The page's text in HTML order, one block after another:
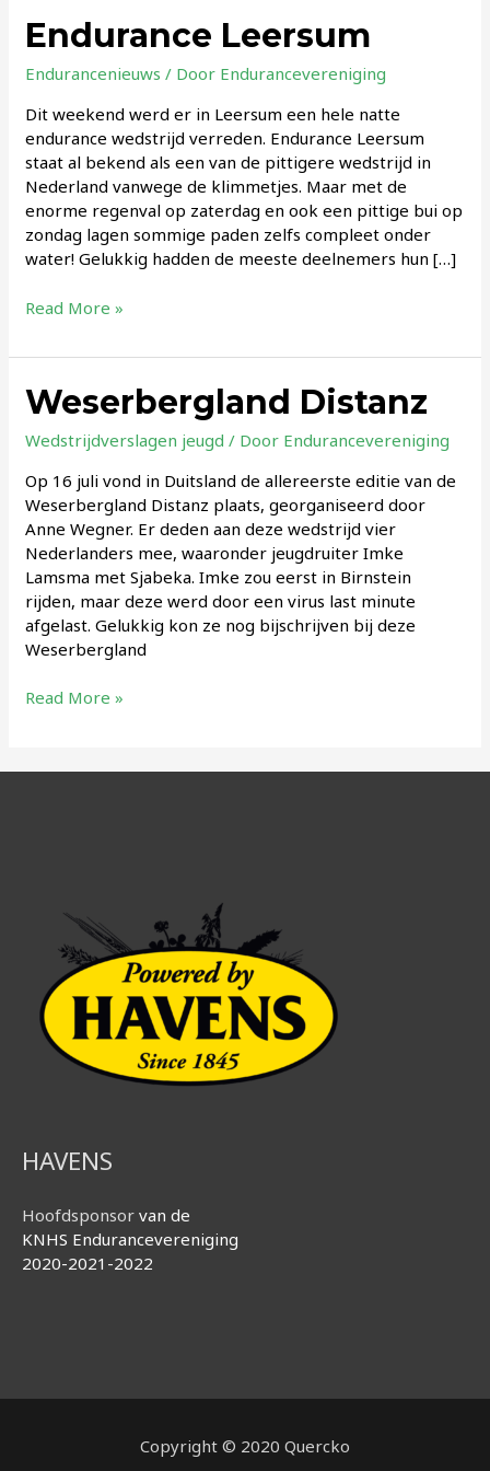
Endurance Leersum
Endurancenieuws / Door Endurancevereniging
Dit weekend werd er in Leersum een hele natte
endurance wedstrijd verreden. Endurance Leersum
staat al bekend als een van de pittigere wedstrijd in
Nederland vanwege de klimmetjes. Maar met de
enorme regenval op zaterdag en ook een pittige bui op
zondag lagen sommige paden zelfs compleet onder
water! Gelukkig hadden de meeste deelnemers hun […]
Endurance
Read More »
Weserbergland Distanz
Wedstrijdverslagen jeugd / Door Endurancevereniging
Op 16 juli vond in Duitsland de allereerste editie van de
Weserbergland Distanz plaats, georganiseerd door
Anne Wegner. Er deden aan deze wedstrijd vier
Nederlanders mee, waaronder jeugdruiter Imke
Lamsma met Sjabeka. Imke zou eerst in Birnstein
rijden, maar deze werd door een virus last minute
afgelast. Gelukkig kon ze nog bijschrijven bij deze
Weserbergland
Weserbergland
Read More »
HAVENS
Hoofdsponsor van de
KNHS Endurancevereniging
2020-2021-2022
Copyright © 2020 Quercko